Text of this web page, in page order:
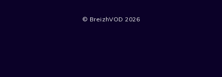
© BreizhVOD 2026